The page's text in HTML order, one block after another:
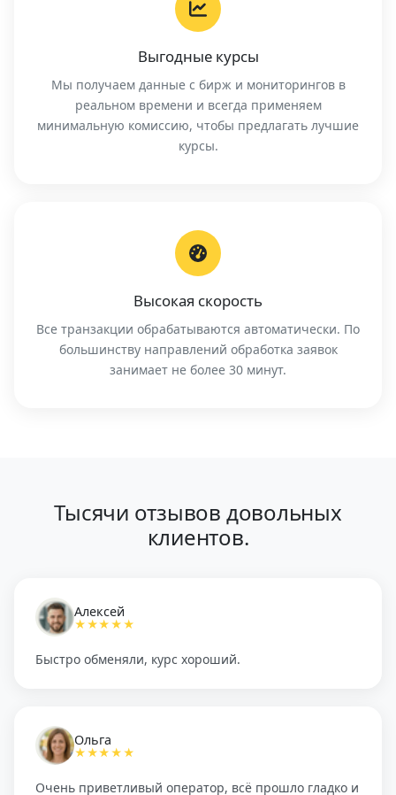
Выгодные курсы
Мы получаем данные с бирж и мониторингов в
реальном времени и всегда применяем
минимальную комиссию, чтобы предлагать лучшие
курсы.
Высокая скорость
Все транзакции обрабатываются автоматически. По
большинству направлений обработка заявок
занимает не более 30 минут.
Тысячи отзывов довольных
клиентов.
Алексей
★★★★★
Быстро обменяли, курс хороший.
Ольга
★★★★★
Очень приветливый оператор, всё прошло гладко и